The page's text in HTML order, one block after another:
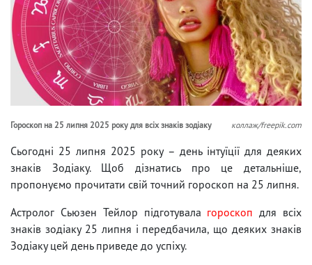
Гороскоп на 25 липня 2025 року для всіх знаків зодіаку коллаж/freepik.com
Сьогодні 25 липня 2025 року – день інтуїції для деяких
знаків Зодіаку. Щоб дізнатись про це детальніше,
пропонуємо прочитати свій точний гороскоп на 25 липня.
Астролог Сьюзен Тейлор підготувала гороскоп для всіх
знаків зодіаку 25 липня і передбачила, що деяких знаків
Зодіаку цей день приведе до успіху.